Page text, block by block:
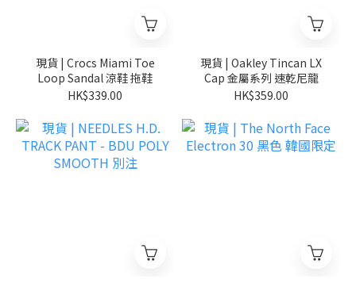
現貨 | Crocs Miami Toe
Loop Sandal 涼鞋 拖鞋
HK$339.00
現貨 | Oakley Tincan LX
Cap 金屬系列 速乾尼龍
HK$359.00